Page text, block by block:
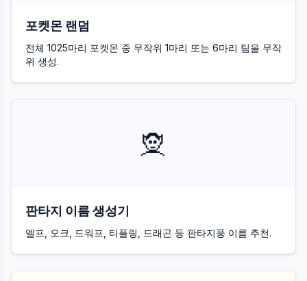
포켓몬 랜덤
전체 1025마리 포켓몬 중 무작위 1마리 또는 6마리 팀을 무작
위 생성.
🧝
판타지 이름 생성기
엘프, 오크, 드워프, 티플링, 드래곤 등 판타지풍 이름 추천.